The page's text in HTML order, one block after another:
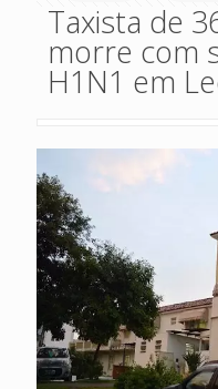
Taxista de
morre com
H1N1 em